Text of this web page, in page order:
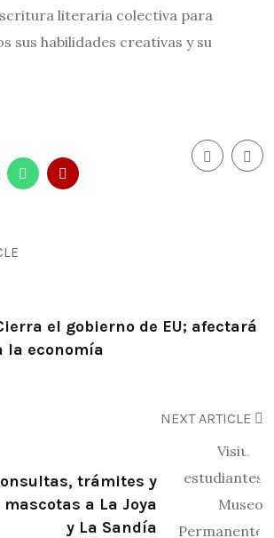
literaria colectiva para
sus habilidades creativas y su
el gobierno de EU; afectará
la economía
NEXT ARTICLE
trámites y
a La Joya
y La Sandía